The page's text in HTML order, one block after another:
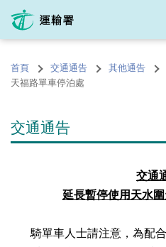
內
的首頁 交通通告 其他通告
天福路單車停泊處
交通通告
交通
延長暫停使用天水
騎單車人士請注意，為配